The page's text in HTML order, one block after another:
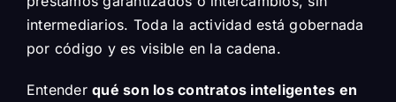
intermediarios. Toda la actividad está gobernada
por código y es visible en la cadena.
Entenderqué son los contratos inteligentes en